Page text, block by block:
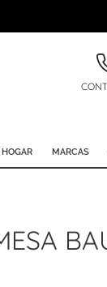
HOGAR MARCAS